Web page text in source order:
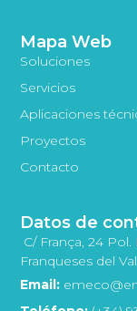
Mapa Web
Soluciones
Servicios
Aplicaciones
Proyectos
Contacto
Datos de
C/ França, 24
Franqueses del
Email: